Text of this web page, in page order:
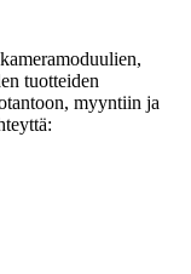
tuotteiden
myyntiin ja